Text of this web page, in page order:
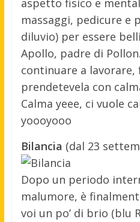
aspetto fisico e
massaggi, pedicure e
diluvio) per essere
Apollo, padre di
continuare a lavorare,
prendetevela con
Calma yeee, ci vuole
yoooyooo
Bilancia (dal 23
Dopo un periodo
malumore, è
voi un po’ di brio (blu